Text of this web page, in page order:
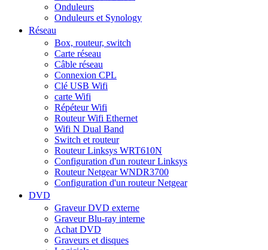
Onduleurs
Onduleurs et Synology
Réseau
Box, routeur, switch
Carte réseau
Câble réseau
Connexion CPL
Clé USB Wifi
carte Wifi
Répéteur Wifi
Routeur Wifi Ethernet
Wifi N Dual Band
Switch et routeur
Routeur Linksys WRT610N
Configuration d'un routeur Linksys
Routeur Netgear WNDR3700
Configuration d'un routeur Netgear
DVD
Graveur DVD externe
Graveur Blu-ray interne
Achat DVD
Graveurs et disques